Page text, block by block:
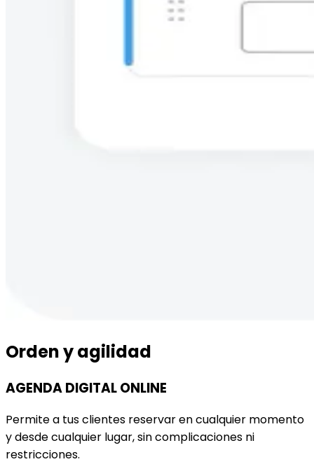
Orden y agilidad
AGENDA DIGITAL ONLINE
Permite a tus clientes reservar en cualquier momento
y desde cualquier lugar, sin complicaciones ni
restricciones.